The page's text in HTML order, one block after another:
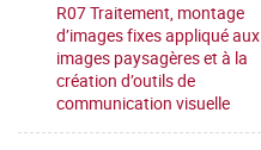
R07 Traitement, montage
d’images fixes appliqué aux
images paysagères et à la
création d’outils de
communication visuelle